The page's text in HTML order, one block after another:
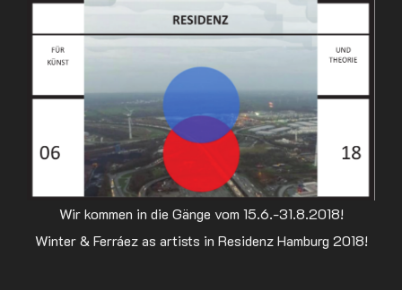
Wir kommen in die Gänge vom 15.6.-31.8.2018!
Winter & Ferráez as artists in Residenz Hamburg 2018!